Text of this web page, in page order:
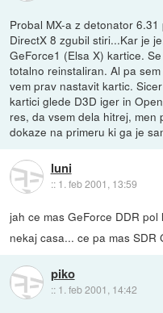
Probal MX-a z detonator
DirectX 8 zgubil stiri...Kar je
GeForce1 (Elsa X) kartice.
totalno reinstaliran. Al pa
vem prav nastavit kartic.
kartici glede D3D iger in
res, da vsem dela hitrej, men
dokaze na primeru ki ga je
luni
:: 1. feb 2001, 13:59
jah ce mas GeForce DDR
nekaj casa... ce pa mas SDR
piko
:: 1. feb 2001, 14:42